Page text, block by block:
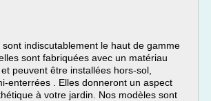
sont indiscutablement le haut de gamme
sont fabriquées avec un matériau
peuvent être installées hors-sol,
enterrées . Elles donneront un aspect
à votre jardin. Nos modèles sont